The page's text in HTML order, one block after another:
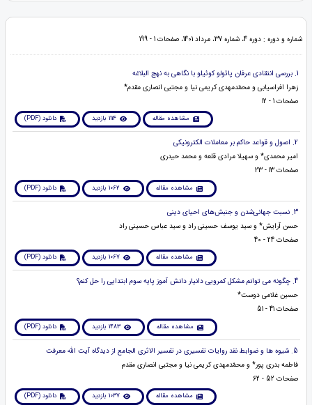
شماره و دوره : دوره 4، شماره 37، مرداد 1401، صفحات 1 - 199
1. بررسی انتقادی عرفان پائولو کوئیلو با نگاهی به نهج البلاغه
زهرا افراسیابی و محمّدمهدی کریمی نیا و مجتبی انصاری مقدم*
صفحات 1 - 12
مشاهده مقاله 1114 بازدید دانلود (PDF)
2. اصول و قواعد حاکم بر معاملات الکترونیکی
امیر محمدی* و سهیلا مرادی قلعه و محمد حیدری
صفحات 13 - 23
مشاهده مقاله 1062 بازدید دانلود (PDF)
3. نسبت جهانی‌شدن و جنبش‌های احیای دینی
حسن آرایش* و سید یوسف حسینی راد و سید عباس حسینی راد
صفحات 24 - 40
مشاهده مقاله 1067 بازدید دانلود (PDF)
4. چگونه می توانم مشکل کمرویی دانیار دانش آموز پایه سوم ابتدایی را حل کنم؟
حسین غلامی دوست*
صفحات 41 - 51
مشاهده مقاله 1483 بازدید دانلود (PDF)
5. شیوه ها و ضوابط نقد روایات تفسیری در تفسیر الاثری الجامع از دیدگاه آیت الله معرفت
فاطمه بدری پور* و محمّدمهدی کریمی نیا و مجتبی انصاری مقدم
صفحات 52 - 62
مشاهده مقاله 1037 بازدید دانلود (PDF)